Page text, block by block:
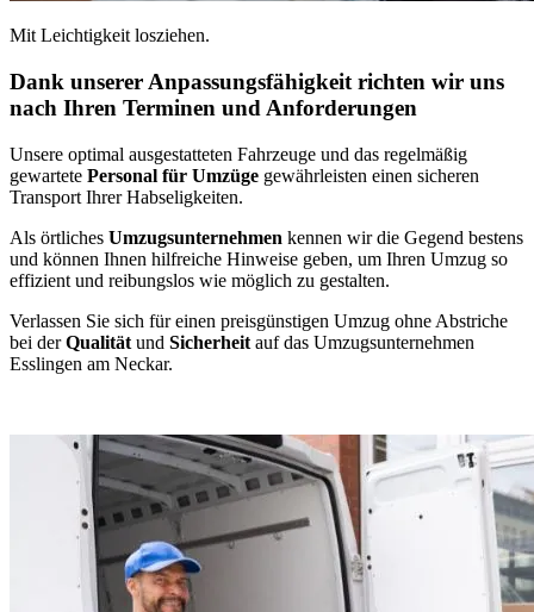
Mit Leichtigkeit losziehen.
Dank unserer Anpassungsfähigkeit richten wir uns
nach Ihren Terminen und Anforderungen
Unsere optimal ausgestatteten Fahrzeuge und das regelmäßig
gewartete Personal für Umzüge gewährleisten einen sicheren
Transport Ihrer Habseligkeiten.
Als örtliches Umzugsunternehmen kennen wir die Gegend bestens
und können Ihnen hilfreiche Hinweise geben, um Ihren Umzug so
effizient und reibungslos wie möglich zu gestalten.
Verlassen Sie sich für einen preisgünstigen Umzug ohne Abstriche
bei derQualität und Sicherheit auf das Umzugsunternehmen
Esslingen am Neckar.